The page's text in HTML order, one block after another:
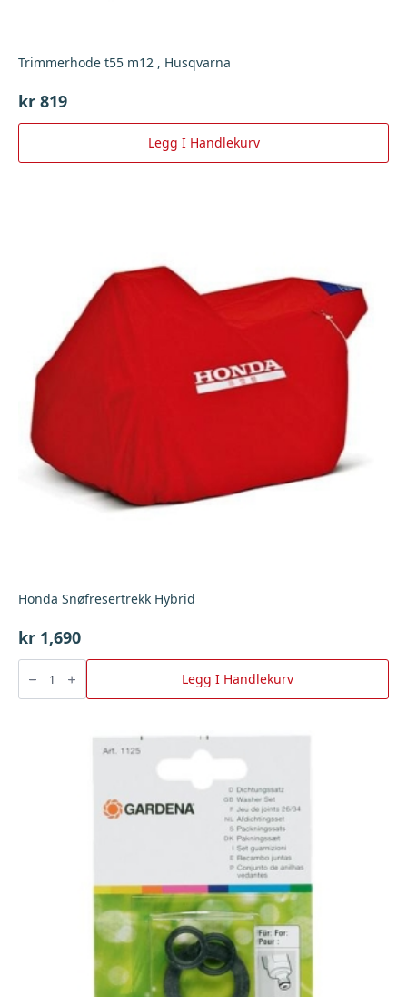
Trimmerhode t55 m12 , Husqvarna
kr 819
Legg I Handlekurv
Honda Snøfresertrekk Hybrid
kr 1,690
Honda
Snøfresertrekk
Hybrid
antall
Legg I Handlekurv